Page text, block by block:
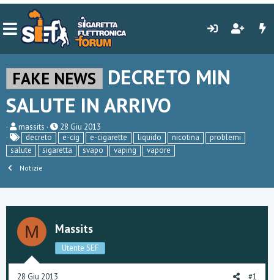
FAKE NEWS
DECRETO MIN
SALUTE IN ARRIVO
C
r
e
a
D
s
c
u
s
i
massits
D
a
t
a
i
i
o
28 Giu 2013
decreto
e-cig e-cigarette liquido nicotina
problemi
salute
sigaretta svapo vaping vapore
Notizie
M Massits
Utente SEF
28 Giu 2013 #1